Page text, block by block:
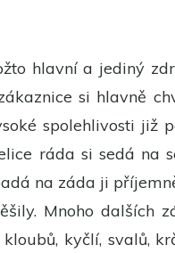
hlavní a jediný
si hlavně
spolehlivosti již
ráda si sedá na
na záda ji
Mnoho dalších
kyčlí, svalů,
webové
fungovaly
návštěvě co
Pokud tyto
cookies
odmítnete,
některé
funkce z
webu zmizí.